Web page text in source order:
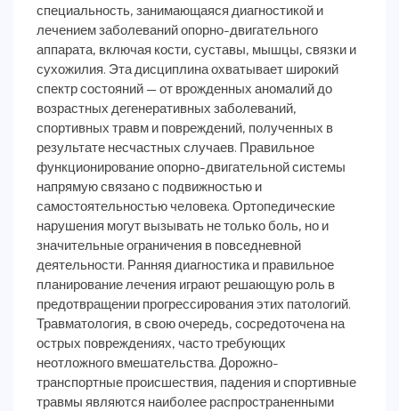
специальность, занимающаяся диагностикой и
лечением заболеваний опорно-двигательного
аппарата, включая кости, суставы, мышцы, связки и
сухожилия. Эта дисциплина охватывает широкий
спектр состояний — от врожденных аномалий до
возрастных дегенеративных заболеваний,
спортивных травм и повреждений, полученных в
результате несчастных случаев. Правильное
функционирование опорно-двигательной системы
напрямую связано с подвижностью и
самостоятельностью человека. Ортопедические
нарушения могут вызывать не только боль, но и
значительные ограничения в повседневной
деятельности. Ранняя диагностика и правильное
планирование лечения играют решающую роль в
предотвращении прогрессирования этих патологий.
Травматология, в свою очередь, сосредоточена на
острых повреждениях, часто требующих
неотложного вмешательства. Дорожно-
транспортные происшествия, падения и спортивные
травмы являются наиболее распространенными